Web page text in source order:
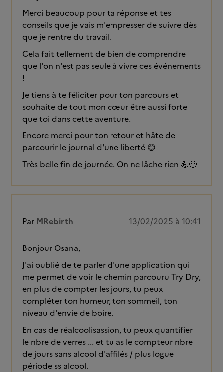
Merci beaucoup pour ta réponse et tes
conseils que je vais m'empresser de suivre dès
que je rentre du travail.
Cela fait tellement de bien de comprendre
que l'on n'est pas seule à vivre ces événements
!
Je tiens à te féliciter pour ton parcours et
souhaite de tout mon cœur être aussi forte
que toi dans cette aventure.
Encore merci pour ton retour et hâte de
parcourir le journal d'une liberté 😊
Très belle fin de journée. On ne lâche rien 💪🙂
Par MRebirth 13/02/2025 à 10:41
Bonjour Osana,
J'ai oublié de te parler d'une application qui
me permet de voir le chemin parcouru Try Dry,
en plus de compter les jours, tu peux
compléter ton humeur, ton sommeil, ton
niveau d'envie de boire.
En cas de réalcoolisassion, tu peux quantifier
le nbre de verres ... et tu as le compteur nbre
de jours sans alcool d'affilés / plus logue
période ss alcool.